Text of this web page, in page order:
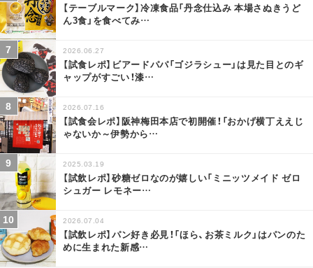
【テーブルマーク】冷凍食品「丹念仕込み 本場さぬきうど
ん3食」を食べてみ…
2026.06.27
【試食レポ】ビアードパパ「ゴジラシュー」は見た目とのギ
ャップがすごい！漆…
2026.07.16
【試食会レポ】阪神梅田本店で初開催！「おかげ横丁ええじ
ゃないか～伊勢から…
2025.03.19
【試飲レポ】砂糖ゼロなのが嬉しい「ミニッツメイド ゼロ
シュガー レモネー…
2026.07.04
【試飲レポ】パン好き必見！「ほら、お茶ミルク」はパンのた
めに生まれた新感…